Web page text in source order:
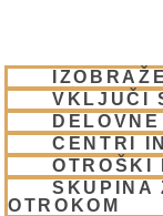
VKLJUČI
CENTRI
OTROŠKI
SKUPINA
OTROKOM